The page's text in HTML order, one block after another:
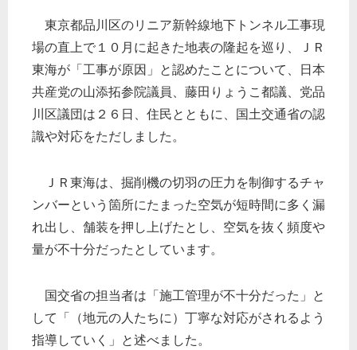
東京都品川区のリニア新幹線地下トンネル工事現
場の直上で１０月に起きた地表の隆起を巡り、ＪＲ
東海が「工事が原因」と認めたことについて、日本
共産党の山添拓参院議員、藤田りょうこ都議、党品
川区議団は２６日、住民とともに、国土交通省の認
識や対応をただしました。
ＪＲ東海は、掘削機の切羽の圧力を制御するチャ
ンバーという箇所にたまった空気が短時間に多く漏
れ出し、舗装を押し上げたとし、空気を抜く頻度や
量が不十分だったとしています。
国交省の担当者は「施工管理が不十分だった」と
して「（地元の人たちに）丁寧な対応がされるよう
指導していく」と述べました。